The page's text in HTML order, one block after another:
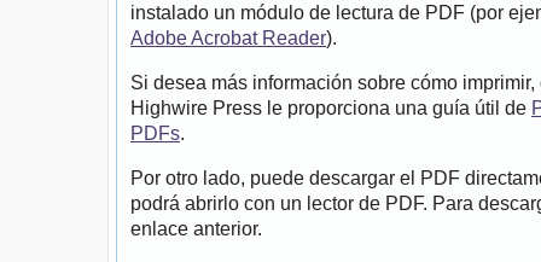
instalado un módulo de lectura de PDF (por
Adobe Acrobat Reader).
Si desea más información sobre cómo
Highwire Press le proporciona una guía útil de
PDFs.
Por otro lado, puede descargar el PDF
podrá abrirlo con un lector de PDF. Para
enlace anterior.